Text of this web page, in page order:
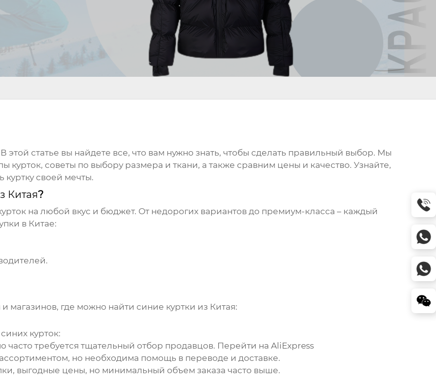
этой статье вы найдете все, что вам нужно знать, чтобы сделать правильный выбор. Мы
курток, советы по выбору размера и ткани, а также сравним цены и качество. Узнайте,
куртку своей мечты.
Китая?
на любой вкус и бюджет. От недорогих вариантов до премиум-класса – каждый
в Китае:
магазинов, где можно найти синие куртки из Китая:
синих курток:
требуется тщательный отбор продавцов. Перейти на AliExpress
но необходима помощь в переводе и доставке.
выгодные цены, но минимальный объем заказа часто выше.